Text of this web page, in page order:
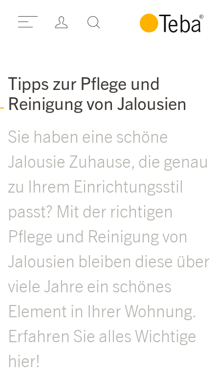
Tipps zur Pflege und
Reinigung von Jalousien
Sie haben eine schöne
Jalousie Zuhause, die genau
zu Ihrem Einrichtungsstil
passt? Mit der richtigen
Pflege und Reinigung von
Jalousien bleiben diese über
viele Jahre ein schönes
Element in Ihrer Wohnung.
Erfahren Sie alles Wichtige
hier!